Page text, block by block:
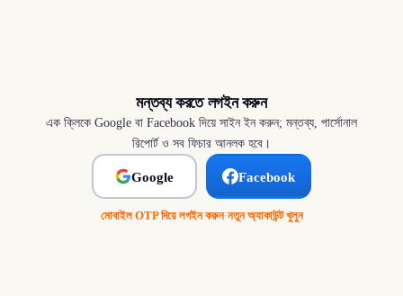
মন্তব্য করতে লগইন করুন
এক ক্লিকে Google বা Facebook দিয়ে সাইন ইন করুন; মন্তব্য, পার্সোনাল
রিপোর্ট ও সব ফিচার আনলক হবে।
Google Facebook
মোবাইল OTP দিয়ে লগইন করুন·নতুন অ্যাকাউন্ট খুলুন